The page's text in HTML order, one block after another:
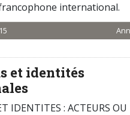
international.
et identités
IDENTITES : ACTEURS OU